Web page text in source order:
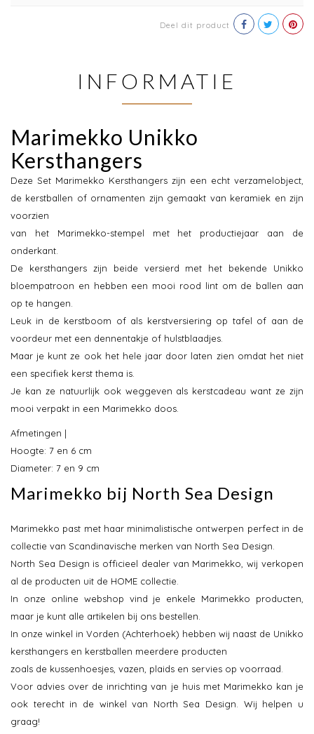
Deel dit product
INFORMATIE
Marimekko Unikko
Kersthangers
Deze Set Marimekko Kersthangers zijn een echt verzamelobject,
de kerstballen of ornamenten zijn gemaakt van keramiek en zijn
voorzien
van het Marimekko-stempel met het productiejaar aan de
onderkant.
De kersthangers zijn beide versierd met het bekende Unikko
bloempatroon en hebben een mooi rood lint om de ballen aan
op te hangen.
Leuk in de kerstboom of als kerstversiering op tafel of aan de
voordeur met een dennentakje of hulstblaadjes.
Maar je kunt ze ook het hele jaar door laten zien omdat het niet
een specifiek kerst thema is.
Je kan ze natuurlijk ook weggeven als kerstcadeau want ze zijn
mooi verpakt in een Marimekko doos.
Afmetingen |
Hoogte: 7 en 6 cm
Diameter: 7 en 9 cm
Marimekko bij North Sea Design
Marimekko past met haar minimalistische ontwerpen perfect in de
collectie van Scandinavische merken van North Sea Design.
North Sea Design is officieel dealer van Marimekko, wij verkopen
al de producten uit de HOME collectie.
In onze online webshop vind je enkele Marimekko producten,
maar je kunt alle artikelen bij ons bestellen.
In onze winkel in Vorden (Achterhoek) hebben wij naast de Unikko
kersthangers en kerstballen meerdere producten
zoals de kussenhoesjes, vazen, plaids en servies op voorraad.
Voor advies over de inrichting van je huis met Marimekko kan je
ook terecht in de winkel van North Sea Design. Wij helpen u
graag!